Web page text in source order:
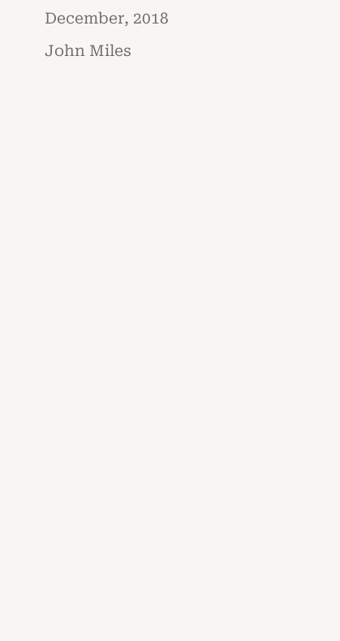
December, 2018
John Miles